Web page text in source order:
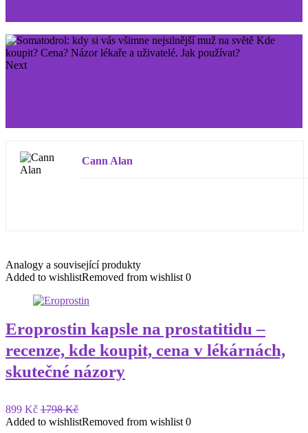
Next
Cann Alan
Analogy a související produkty
Added to wishlistRemoved from wishlist 0
Eroprostin kapsle na prostatitidu –
recenze, kde koupit, cena v lékárnách,
skutečné názory
899 Kč 1798 Kč
Added to wishlistRemoved from wishlist 0